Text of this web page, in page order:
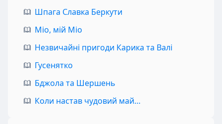
Шпага Славка Беркути
Міо, мій Міо
Незвичайні пригоди Карика та Валі
Гусенятко
Бджола та Шершень
Коли настав чудовий май…